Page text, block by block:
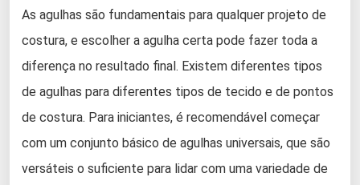
As agulhas são fundamentais para qualquer projeto de
costura, e escolher a agulha certa pode fazer toda a
diferença no resultado final. Existem diferentes tipos
de agulhas para diferentes tipos de tecido e de pontos
de costura. Para iniciantes, é recomendável começar
com um conjunto básico de agulhas universais, que são
versáteis o suficiente para lidar com uma variedade de